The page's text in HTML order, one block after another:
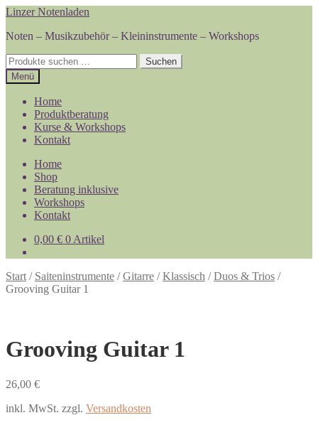
Zur
springen
Zum
springen
Linzer Notenladen
Noten – Musikzubehör – Kleininstrumente – Workshops
Suchen
nach:
Suchen
Menü
Home
Produktberatung
Kurse & Workshops
Kontakt
Home
Shop
Beratung inklusive
Workshops
Kontakt
0,00 € 0 Artikel
Start / Saiteninstrumente /Gitarre /Klassisch /Duos & Trios /
Grooving Guitar 1
Grooving Guitar 1
26,00 €
inkl. MwSt. zzgl. Versandkosten